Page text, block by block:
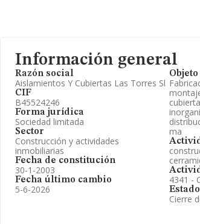
Información general
Razón social
Aislamientos Y Cubiertas Las Torres Sl
CIF
B45524246
Forma jurídica
Sociedad limitada
Sector
Construcción y actividades
inmobiliarias
Fecha de constitución
30-1-2003
Fecha último cambio
5-6-2026
ma
4341 -
Cierre